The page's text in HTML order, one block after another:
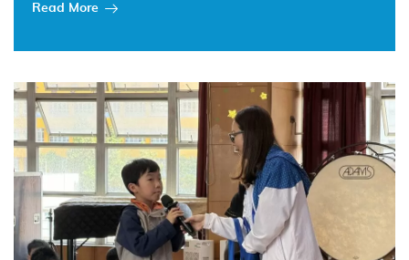
Read More